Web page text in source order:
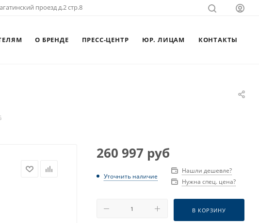
проезд д.2 стр.8
О БРЕНДЕ ПРЕСС-ЦЕНТР ЮР. ЛИЦАМ КОНТАКТЫ
260 997 руб
Уточнить наличие
Нашли дешевле?
Нужна спец. цена?
В КОРЗИНУ